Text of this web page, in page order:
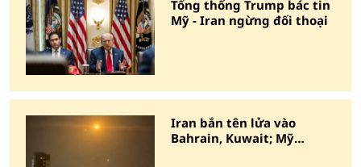
Tổng thống Trump bác tin
Mỹ - Iran ngừng đối thoại
Iran bắn tên lửa vào
Bahrain, Kuwait; Mỹ